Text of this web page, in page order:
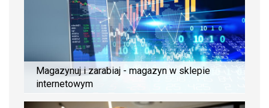
Magazynuj i zarabiaj - magazyn w sklepie
internetowym